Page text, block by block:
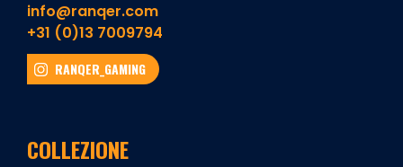
info@ranqer.com
+31 (0)13 7009794
RANQER_GAMING
COLLEZIONE